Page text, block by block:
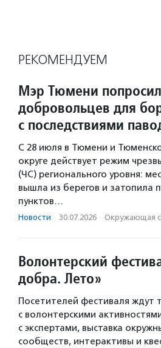
РЕКОМЕНДУЕМ
Мэр Тюмени
добровольцев для
с последствиями
С 28 июля в Тюмени и
округе действует режим
(ЧС) регионального уровня:
вышла из берегов и затопила
пунктов…
Новости · 30.07.2026 · Окружающая
Волонтерский
добра. Лето»
Посетителей фестиваля ждут
с волонтерскими
с экспертами, выставка
сообществ, интерактивы и